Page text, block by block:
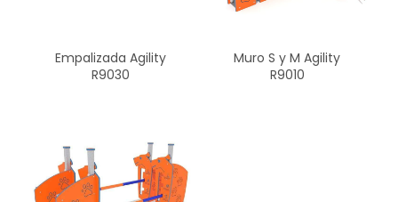
Empalizada Agility
R9030
Muro S y M Agility
R9010